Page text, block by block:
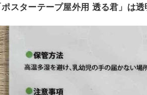
スターテープ屋外用 透る君」は